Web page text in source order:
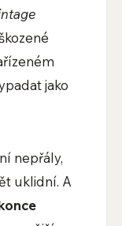
jako
nepřály,
uklidní. A